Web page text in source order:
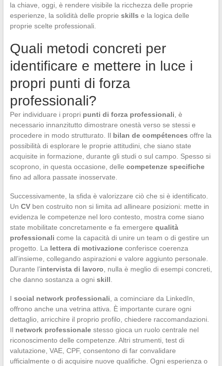
la chiave, oggi, è rendere visibile la ricchezza delle proprie
esperienze, la solidità delle proprie skills e la logica delle
proprie scelte professionali.
Quali metodi concreti per
identificare e mettere in luce i
propri punti di forza
professionali?
Per individuare i propri punti di forza professionali , è
necessario innanzitutto dimostrare onestà verso se stessi e
procedere in modo strutturato. Il bilan de compétences offre la
possibilità di esplorare le proprie attitudini, che siano state
acquisite in formazione, durante gli studi o sul campo. Spesso si
scoprono, in questa occasione, delle competenze specifiche
fino ad allora passate inosservate.
Successivamente, la sfida è valorizzare ciò che si è identificato.
Un CVben costruito non si limita ad allineare posizioni: mette in
evidenza le competenze nel loro contesto, mostra come siano
state mobilitate concretamente e fa emergere qualità
professionali come la capacità di unire un team o di gestire un
progetto. La lettera di motivazioneconferisce coerenza
all’insieme, collegando aspirazioni e valore aggiunto personale.
Durante l’intervista di lavoro , nulla è meglio di esempi concreti,
che danno sostanza a ogni skill
I social network professionali , a cominciare da LinkedIn,
offrono anche una vetrina attiva. È importante curare ogni
dettaglio, arricchire il proprio profilo, chiedere raccomandazioni.
Il network professionalestesso gioca un ruolo centrale nel
riconoscimento delle competenze. Altri strumenti, test di
valutazione, VAE, CPF, consentono di far convalidare
ufficialmente o di acquisire nuove qualifiche. Ogni esperienza o